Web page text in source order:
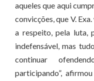
aqueles que aqui
convicções, que V.
a respeito, pela luta,
indefensável, mas
continuar
participando”,